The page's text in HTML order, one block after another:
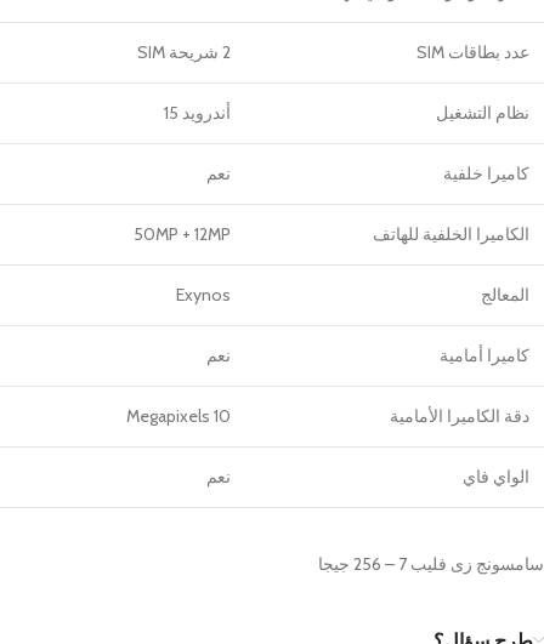
عدد بطاقات SIM 2 شريحة SIM
نظام التشغيل أندرويد 15
كاميرا خلفية نعم
الكاميرا الخلفية للهاتف 50MP + 12MP
المعالج Exynos
كاميرا أمامية نعم
دقة الكاميرا الأمامية 10 Megapixels
الواي فاي نعم
سامسونج زى فليب 7 – 256 جيجا